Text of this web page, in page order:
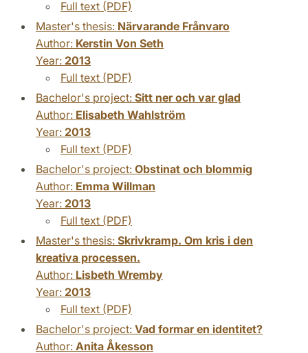
Full text (PDF)
Master's thesis: Närvarande Frånvaro
Author: Kerstin Von Seth
Year: 2013
Full text (PDF)
Bachelor's project: Sitt ner och var glad
Author: Elisabeth Wahlström
Year: 2013
Full text (PDF)
Bachelor's project: Obstinat och blommig
Author: Emma Willman
Year: 2013
Full text (PDF)
Master's thesis: Skrivkramp. Om kris i den
kreativa processen.
Author: Lisbeth Wremby
Year: 2013
Full text (PDF)
Bachelor's project: Vad formar en identitet?
Author: Anita Åkesson